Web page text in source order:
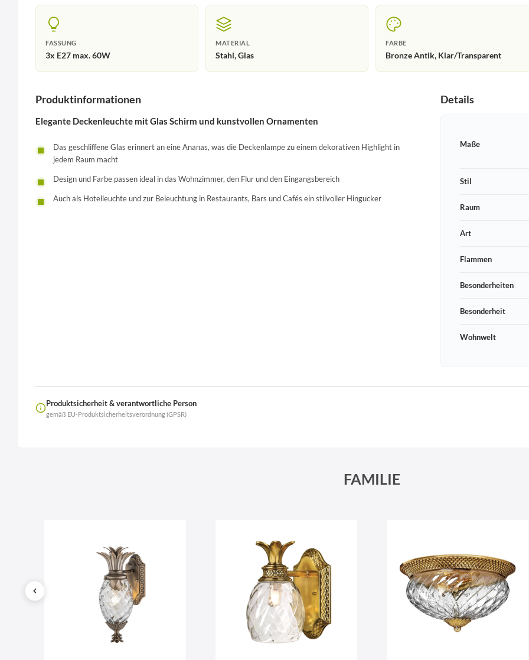
FASSUNG
3x E27 max. 60W
MATERIAL
Stahl, Glas
FARBE
Bronze Antik, Klar/Transparent
Produktinformationen
Elegante Deckenleuchte mit Glas Schirm und kunstvollen Ornamenten
Das geschliffene Glas erinnert an eine Ananas, was die Deckenlampe zu einem dekorativen Highlight in
jedem Raum macht
Design und Farbe passen ideal in das Wohnzimmer, den Flur und den Eingangsbereich
Auch als Hotelleuchte und zur Beleuchtung in Restaurants, Bars und Cafés ein stilvoller Hingucker
Details
Maße
Stil
Raum
Art
Flammen
Besonderheiten
Besonderheit
Wohnwelt
Produktsicherheit & verantwortliche Person
gemäß EU-Produktsicherheitsverordnung (GPSR)
FAMILIE